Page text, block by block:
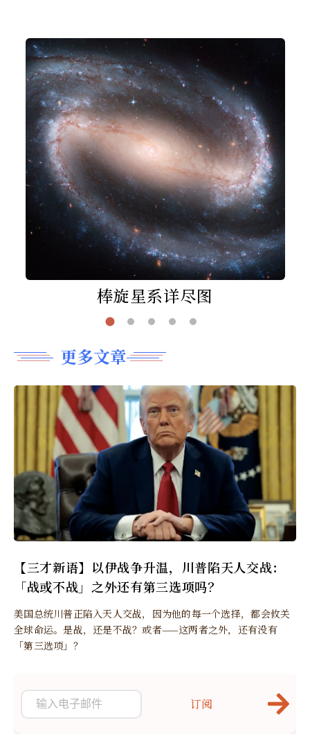
棒旋星系详尽图
更多文章
【三才新语】以伊战争升温，川普陷天人交战：
「战或不战」之外还有第三选项吗？
美国总统川普正陷入天人交战，因为他的每一个选择，都会攸关
全球命运。是战，还是不战？或者——这两者之外，还有没有
「第三选项」？
订阅